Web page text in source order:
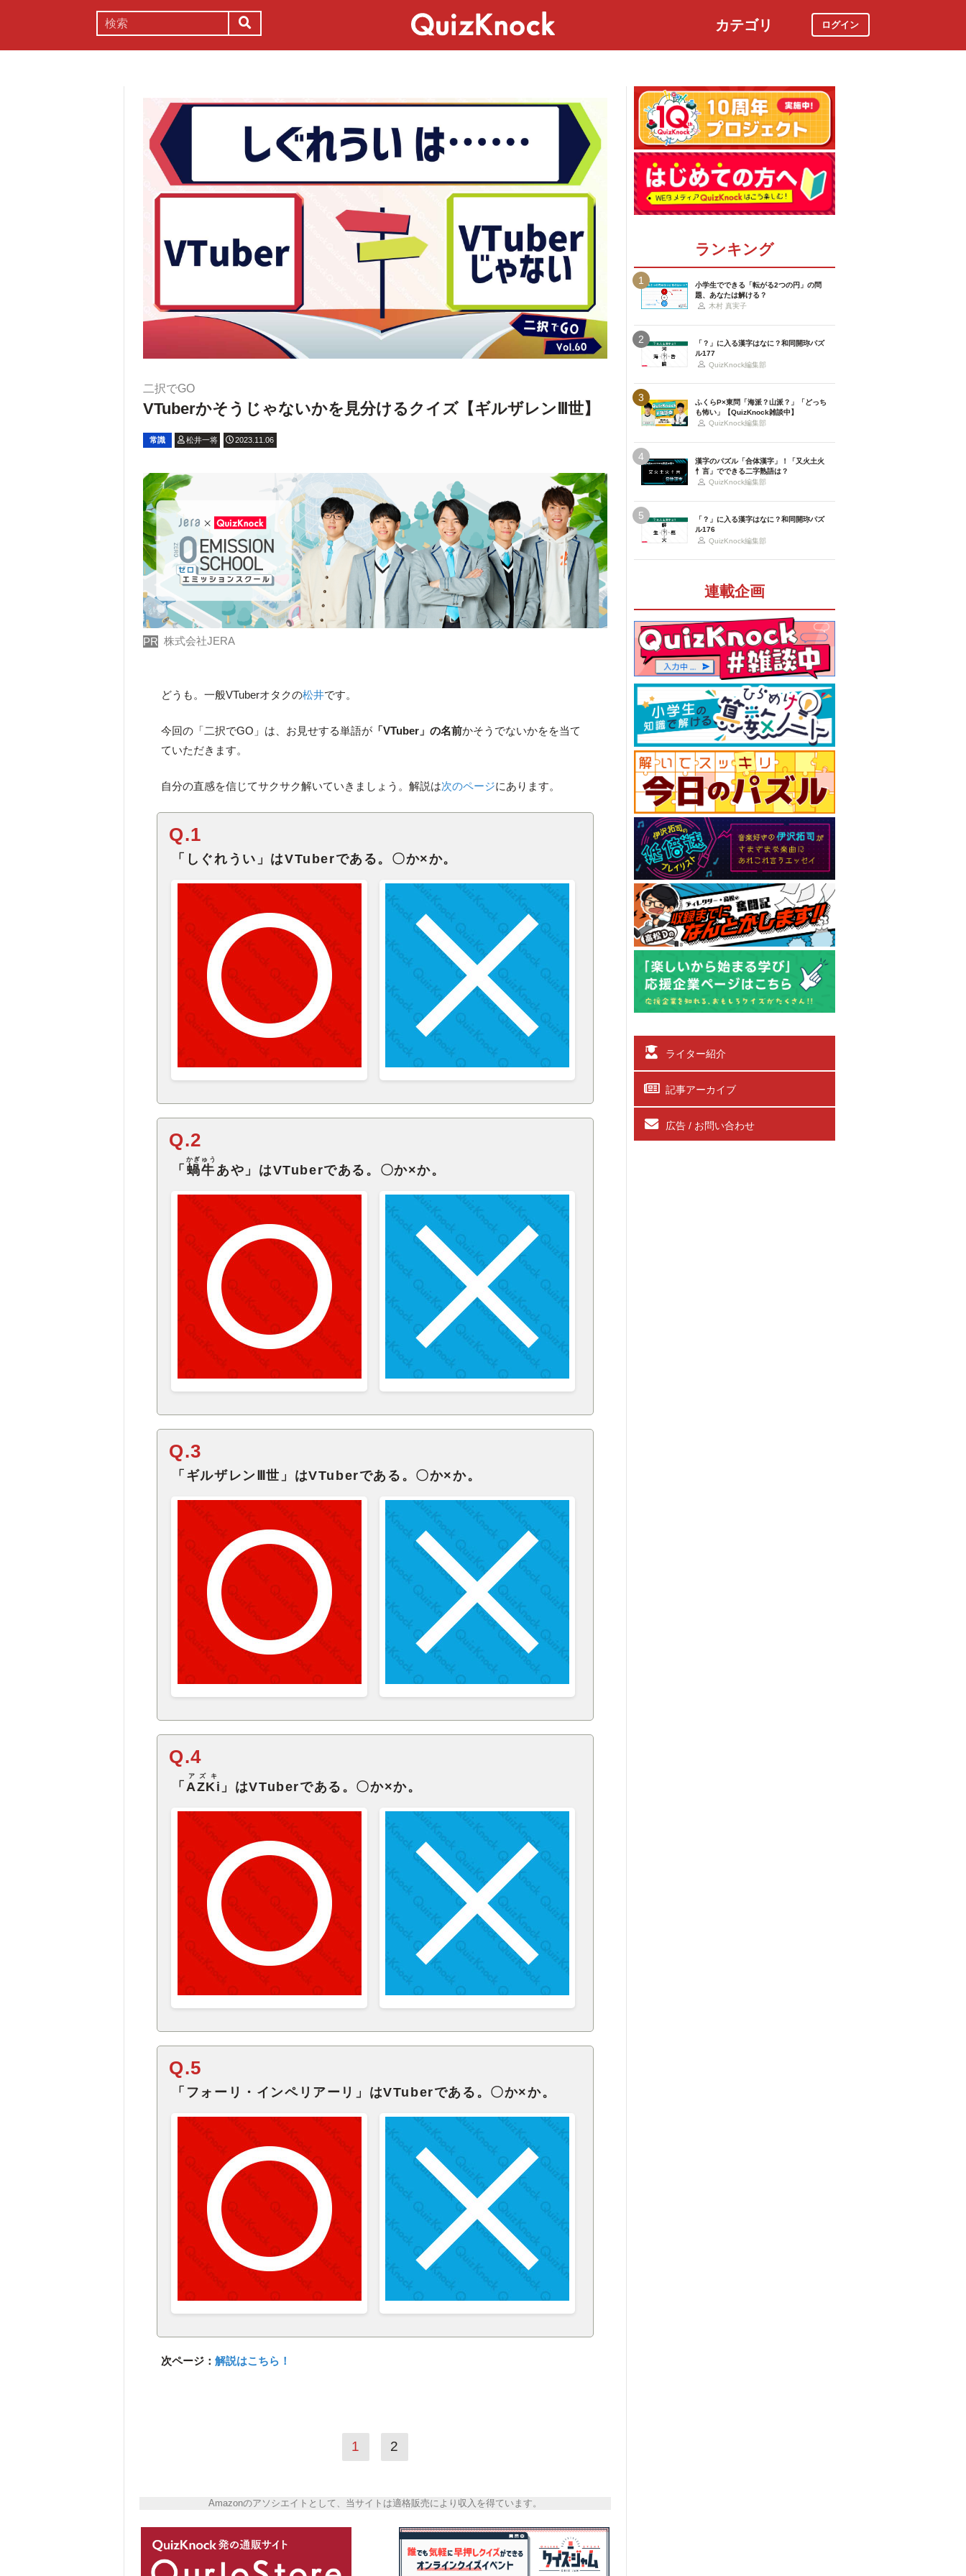
カテゴリ ログイン
二択でGO
VTuberかそうじゃないかを見分けるクイズ【ギルザレンⅢ世】
常識 松井一将 2023.11.06
PR 株式会社JERA
どうも。一般VTuberオタクの松井です。
今回の「二択でGO」は、お見せする単語が 「VTuber」の名前かそうでないかをを当て
ていただきます。
自分の直感を信じてサクサク解いていきましょう。解説は次のページにあります。
Q.1
「しぐれうい」はVTuberである。〇か×か。
Q.2
「 蝸牛
かぎゅう
あや」はVTuberである。〇か×か。
Q.3
「ギルザレンⅢ世」はVTuberである。〇か×か。
Q.4
「 AZKi
アズキ
」はVTuberである。〇か×か。
Q.5
「フォーリ・インペリアーリ」はVTuberである。〇か×か。
次ページ：解説はこちら！
1 2
Amazonのアソシエイトとして、当サイトは適格販売により収入を得ています。
ランキング
1
小学生でできる「転がる2つの円」の問
題、あなたは解ける？
木村 真実子
2
「？」に入る漢字はなに？和同開珎パズ
ル177
QuizKnock編集部
3
ふくらP×東問「海派？山派？」「どっち
も怖い」【QuizKnock雑談中】
QuizKnock編集部
4
漢字のパズル「合体漢字」！「又火土火
忄言」でできる二字熟語は？
QuizKnock編集部
5
「？」に入る漢字はなに？和同開珎パズ
ル176
QuizKnock編集部
連載企画
ライター紹介
記事アーカイブ
広告 / お問い合わせ